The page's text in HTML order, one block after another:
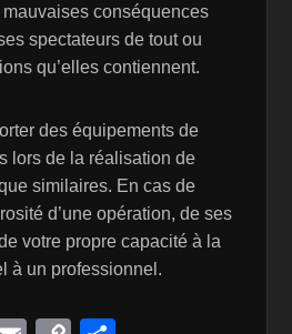
conséquences
spectateurs de tout ou
qu’elles contiennent.
des équipements de
lors de la réalisation de
similaires. En cas de
d’une opération, de ses
votre propre capacité à la
à un professionnel.